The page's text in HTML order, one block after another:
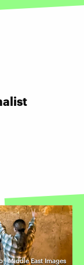
| Middle East Images